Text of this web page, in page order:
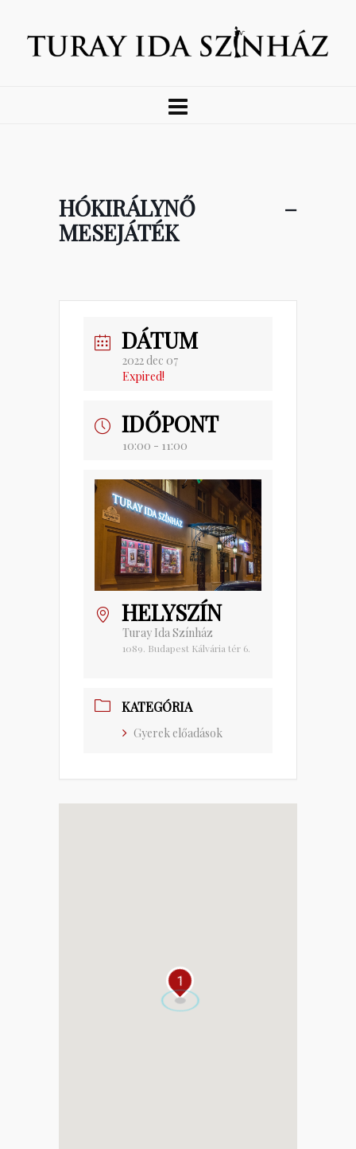
HÓKIRÁLYNŐ –
MESEJÁTÉK
DÁTUM
2022 dec 07
Expired!
IDŐPONT
10:00 - 11:00
HELYSZÍN
Turay Ida Színház
1089. Budapest Kálvária tér 6.
KATEGÓRIA
Gyerek előadások
1